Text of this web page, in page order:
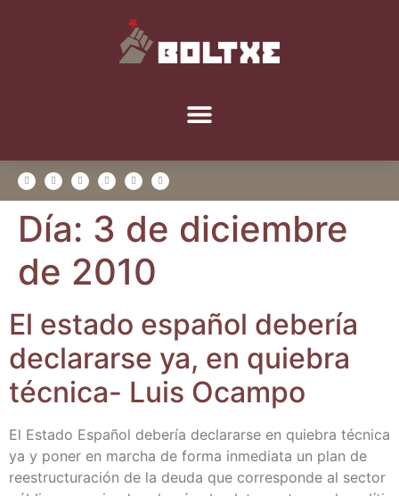
Día: 3 de diciembre
de 2010
El esta­do espa­ñol debe­ría
decla­rar­se ya, en quie­bra
téc­ni­ca- Luis Ocampo
El Esta­do Espa­ñol debe­ría decla­rar­se en quie­bra téc­ni­ca
ya y poner en mar­cha de for­ma inme­dia­ta un plan de
rees­truc­tu­ra­ción de la deu­da que corres­pon­de al sec­tor